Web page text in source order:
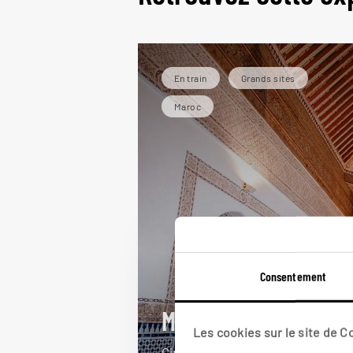
Consentement
Les cookies sur le site de
En train Grands sites
Maroc
Maroc impérial